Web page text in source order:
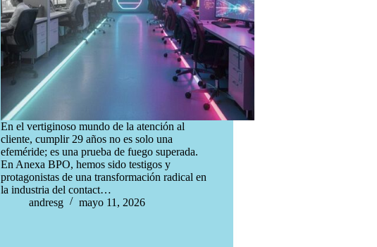
En el vertiginoso mundo de la atención al
cliente, cumplir 29 años no es solo una
efeméride; es una prueba de fuego superada.
En Anexa BPO, hemos sido testigos y
protagonistas de una transformación radical en
la industria del contact…
andresg
mayo 11, 2026